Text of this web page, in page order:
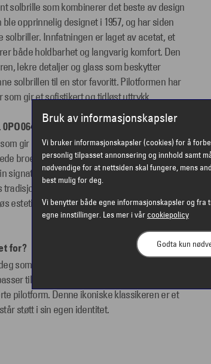
solbrille som kombinerer det beste av design
opprinnelig designet i 1957, og har siden
solbriller. Innfatningen er laget av acetat, et
både holdbarhet og langvarig komfort. Den
lekre detaljer og glass som beskytter
solbrillen til en stor favoritt. Pilotformen har
gir et sofistikert og tidløst uttrykk.
gir utmerket optisk klarhet og høy UV-
broen og de fleksible stengene sikrer
signaturdetalj, Persol-sølvpilen, er lekkert
og kvalitet. Det gjennomførte
estetikk understreker Persol sitt fokus på
for?
som verdsetter tidløs design og italiensk
til alle anledninger og kler de fleste
pilotform. Denne ikoniske klassikeren er et
støtt i sin egen identitet.
Bruk av informasjonskapsler
Vi bruker informasjonskapsler (cookies) for å
personlig tilpasset annonsering og innhold samt
nødvendige for at nettsiden skal fungere, mens
best mulig for deg.
Vi benytter både egne informasjonskapsler og
egne innstillinger. Les mer i vår cookiepolicy
Godta kun